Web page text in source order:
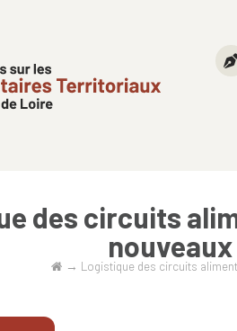
des circuits
→ Logistique des circuits